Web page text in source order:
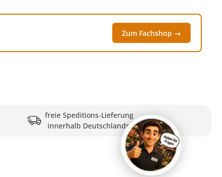
Zum Fachshop →
freie Speditions-Lieferung
innerhalb Deutschlands